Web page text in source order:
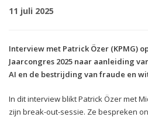
11 juli 2025
Interview met Patrick Özer (KPMG)
Jaarcongres 2025 naar aanleiding
AI en de bestrijding van fraude en
In dit interview blikt Patrick Özer met
zijn break-out-sessie. Ze bespreken